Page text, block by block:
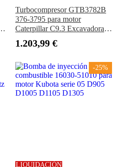
Turbocompresor GTB3782B
376-3795 para motor
Caterpillar C9.3 Excavadora
D7E Cargador 966K 972K
1.203,99 €
-25%
LIQUIDACIÓN